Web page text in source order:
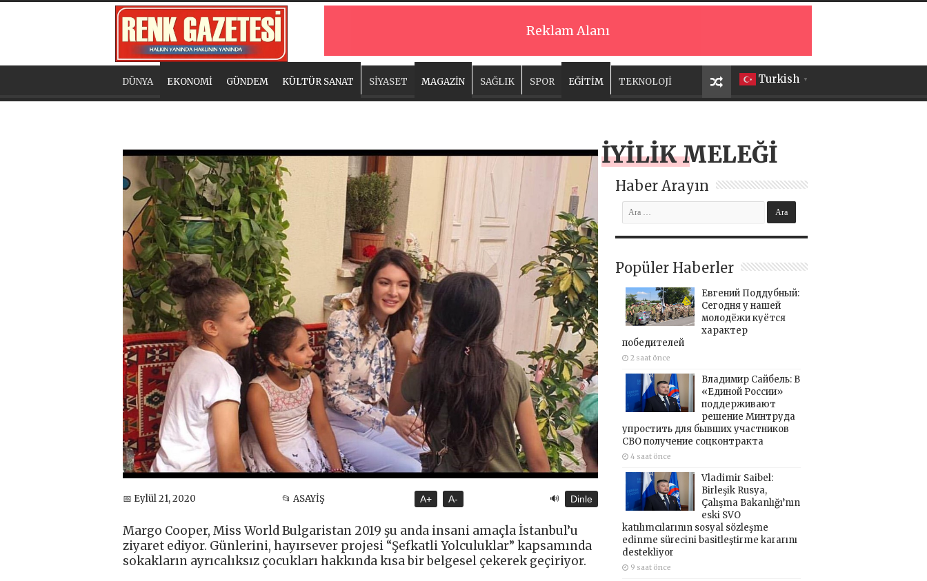
Reklam Alanı
Turkish ▼
DÜNYA EKONOMİ GÜNDEM KÜLTÜR SANAT SİYASET MAGAZİN SAĞLIK SPOR EĞİTİM TEKNOLOJİ
İYİLİK MELEĞİ
📅 Eylül 21, 2020 📂 ASAYİŞ A+ A- 🔊 Dinle
Margo Cooper, Miss World Bulgaristan 2019 şu anda insani amaçla İstanbul’u
ziyaret ediyor. Günlerini, hayırsever projesi “Şefkatli Yolculuklar” kapsamında
sokakların ayrıcalıksız çocukları hakkında kısa bir belgesel çekerek geçiriyor.
Haber Arayın
Popüler Haberler
Евгений Поддубный:
Сегодня у нашей
молодёжи куётся
характер
победителей
2 saat önce
Владимир Сайбель: В
«Единой России»
поддерживают
решение Минтруда
упростить для бывших участников
СВО получение соцконтракта
4 saat önce
Vladimir Saibel:
Birleşik Rusya,
Çalışma Bakanlığı’nın
eski SVO
katılımcılarının sosyal sözleşme
edinme sürecini basitleştirme kararını
destekliyor
9 saat önce